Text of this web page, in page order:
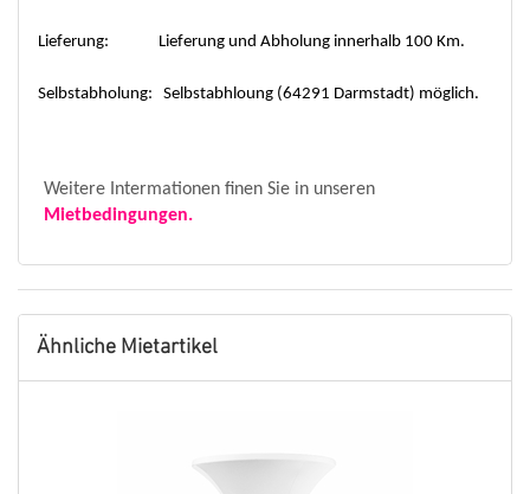
Lieferung: Lieferung und Abholung innerhalb 100 Km.
Selbstabholung: Selbstabhloung (64291 Darmstadt) möglich.
Weitere Intermationen finen Sie in unseren
Mietbedingungen.
Ähnliche Mietartikel